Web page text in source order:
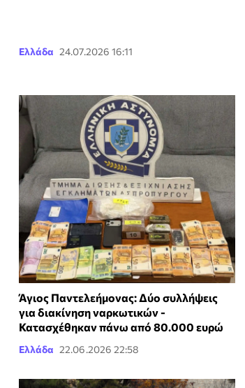
Ελλάδα 24.07.2026 16:11
Άγιος Παντελεήμονας: Δύο συλλήψεις
για διακίνηση ναρκωτικών -
Κατασχέθηκαν πάνω από 80.000 ευρώ
Ελλάδα 22.06.2026 22:58